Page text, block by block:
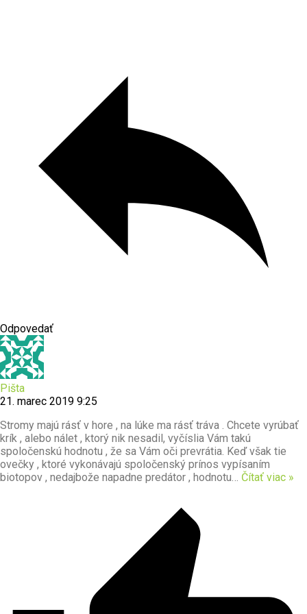
Odpovedať
Pišta
21. marec 2019 9:25
Stromy majú rásť v hore , na lúke ma rásť tráva . Chcete vyrúbať
krík , alebo nálet , ktorý nik nesadil, vyčíslia Vám takú
spoločenskú hodnotu , že sa Vám oči prevrátia. Keď však tie
ovečky , ktoré vykonávajú spoločenský prínos vypísaním
biotopov , nedajbože napadne predátor , hodnotu
Čítať viac »